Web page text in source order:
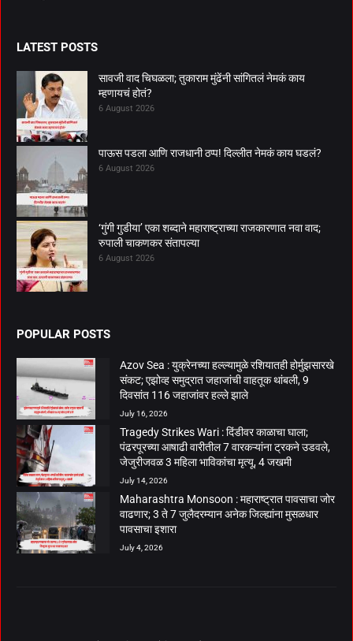
LATEST POSTS
सावजी वाद चिघळला; तुकाराम मुंढेंनी सांगितलं नेमकं काय
म्हणायचं होतं?
6 August 2026
पाऊस पडला आणि राजधानी ठप्प! दिल्लीत नेमकं काय घडलं?
6 August 2026
‘गुंगी गुडीया’ एका शब्दाने महाराष्ट्राच्या राजकारणात नवा वाद;
रुपाली चाकणकर संतापल्या
6 August 2026
POPULAR POSTS
Azov Sea : युक्रेनच्या हल्ल्यामुळे रशियातही होर्मुझसारखे
संकट; एझोव्ह समुद्रात जहाजांची वाहतूक थांबली, 9
दिवसांत 116 जहाजांवर हल्ले झाले
July 16, 2026
Tragedy Strikes Wari : दिंडीवर काळाचा घाला;
पंढरपूरच्या आषाढी वारीतील 7 वारकऱ्यांना ट्रकने उडवले,
जेजुरीजवळ 3 महिला भाविकांचा मृत्यू, 4 जखमी
July 14, 2026
Maharashtra Monsoon : महाराष्ट्रात पावसाचा जोर
वाढणार; 3 ते 7 जुलैदरम्यान अनेक जिल्ह्यांना मुसळधार
पावसाचा इशारा
July 4, 2026